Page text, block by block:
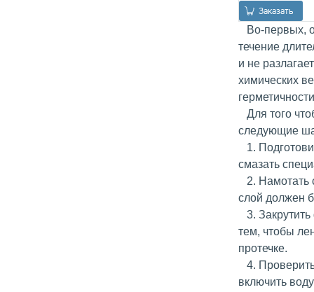
Заказать
Во-первых,
течение
и не
химических
Для того
следующие
1.
смазать
2. Намотать
слой должен
3.
тем, чтобы
протечке.
4.
включить